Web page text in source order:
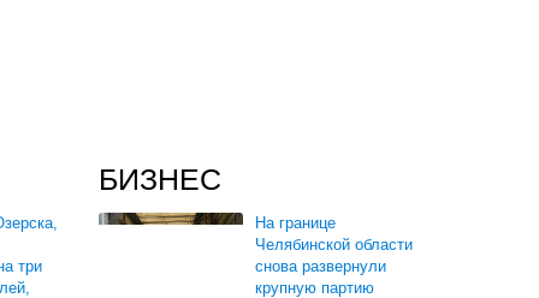
три
БИЗНЕС
На границе
Челябинской области
снова развернули
крупную партию